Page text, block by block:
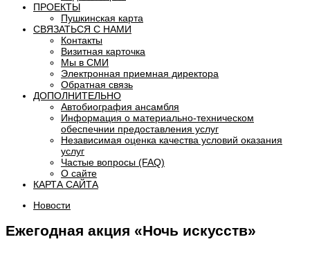
ПРОЕКТЫ
Пушкинская карта
СВЯЗАТЬСЯ С НАМИ
Контакты
Визитная карточка
Мы в СМИ
Электронная приемная директора
Обратная связь
ДОПОЛНИТЕЛЬНО
Автобиография ансамбля
Информация о материально-техническом
обеспечнии предоставления услуг
Независимая оценка качества условий оказания
услуг
Частые вопросы (FAQ)
О сайте
КАРТА САЙТА
Новости
Ежегодная акция «Ночь искусств»